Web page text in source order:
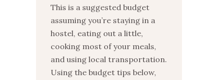
This is a suggested budget
assuming you’re staying in a
hostel, eating out a little,
cooking most of your meals,
and using local transportation.
Using the budget tips below,